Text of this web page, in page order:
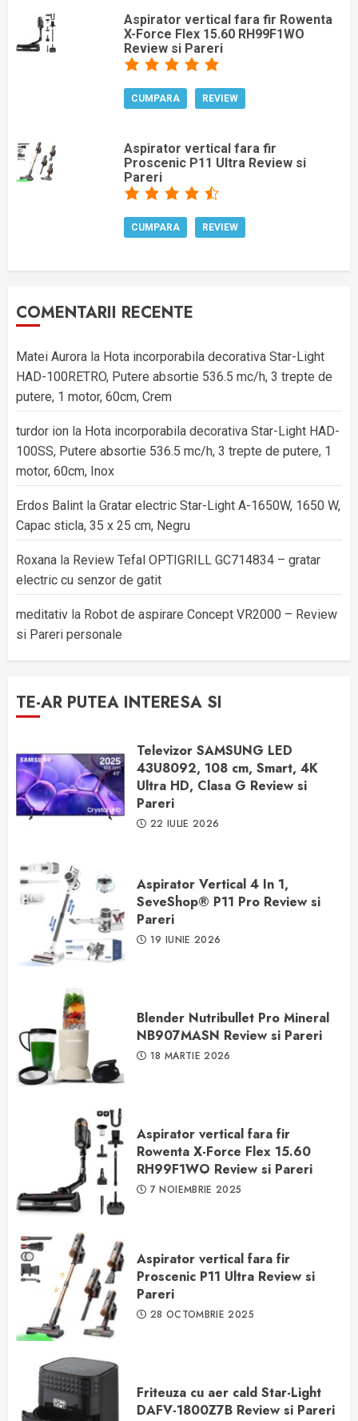
Aspirator vertical fara fir Rowenta
X-Force Flex 15.60 RH99F1WO
Review si Pareri
CUMPARA REVIEW
Aspirator vertical fara fir
Proscenic P11 Ultra Review si
Pareri
CUMPARA REVIEW
COMENTARII RECENTE
Matei Aurora la Hota incorporabila decorativa Star-Light
HAD-100RETRO, Putere absortie 536.5 mc/h, 3 trepte de
putere, 1 motor, 60cm, Crem
turdor ion la Hota incorporabila decorativa Star-Light HAD-
100SS, Putere absortie 536.5 mc/h, 3 trepte de putere, 1
motor, 60cm, Inox
Erdos Balint la Gratar electric Star-Light A-1650W, 1650 W,
Capac sticla, 35 x 25 cm, Negru
Roxana la Review Tefal OPTIGRILL GC714834 – gratar
electric cu senzor de gatit
meditativ la Robot de aspirare Concept VR2000 – Review
si Pareri personale
TE-AR PUTEA INTERESA SI
Televizor SAMSUNG LED
43U8092, 108 cm, Smart, 4K
Ultra HD, Clasa G Review si
Pareri
22 IULIE 2026
Aspirator Vertical 4 In 1,
SeveShop® P11 Pro Review si
Pareri
19 IUNIE 2026
Blender Nutribullet Pro Mineral
NB907MASN Review si Pareri
18 MARTIE 2026
Aspirator vertical fara fir
Rowenta X-Force Flex 15.60
RH99F1WO Review si Pareri
7 NOIEMBRIE 2025
Aspirator vertical fara fir
Proscenic P11 Ultra Review si
Pareri
28 OCTOMBRIE 2025
Friteuza cu aer cald Star-Light
DAFV-1800Z7B Review si Pareri